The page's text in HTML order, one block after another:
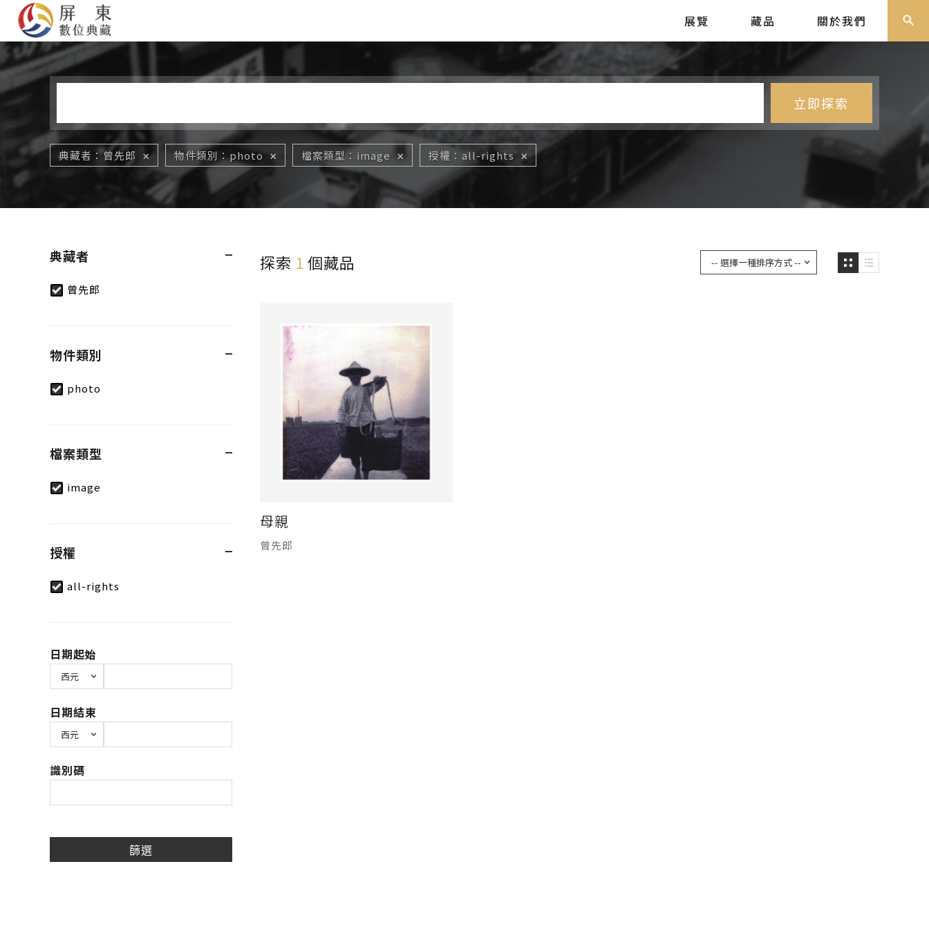
展覽 藏品 關於我們
您在這裡
典藏者 曾先郎 物件類別 photo 檔案類型 image 授權 all-rights
探索 1 個藏品
母親
曾先郎
典藏者
曾先郎
物件類別
photo
檔案類型
image
授權
all-rights
日期起始
日期結束
識別碼